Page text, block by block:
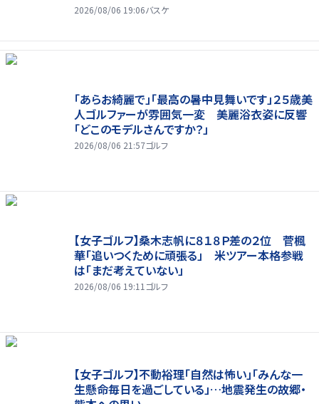
2026/08/06 19:06バスケ
「あらお綺麗で」「最高の暑中見舞いです」２５歳美
人ゴルファーが雰囲気一変 美麗浴衣姿に反響
「どこのモデルさんですか？」
2026/08/06 21:57ゴルフ
【女子ゴルフ】桑木志帆に８１８Ｐ差の２位 菅楓
華「追いつくために頑張る」 米ツアー本格参戦
は「まだ考えていない」
2026/08/06 19:11ゴルフ
【女子ゴルフ】不動裕理「自然は怖い」「みんな一
生懸命毎日を過ごしている」…地震発生の故郷・